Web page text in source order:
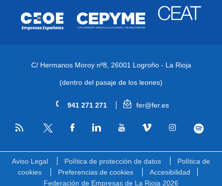
C/ Hermanos Moroy nº8, 26001 Logroño - La Rioja
(dentro del pasaje de los leones)
941 271 271 fer@fer.es
RSS
Aviso Legal Política de protección de datos
Política de
cookies
Preferencias de cookies
Accesibilidad
Federación de Empresas de La Rioja 2026